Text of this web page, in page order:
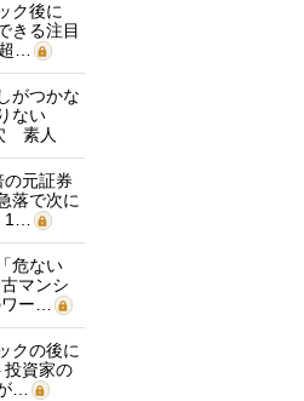
ク後に
きる注目
…
がつかな
ない
素人
の元証券
落で次に
危ない
マンシ
ー…
クの後に
投資家の
…